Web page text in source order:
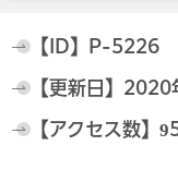
【ID】 P-5226
【更新日】 2020
【アクセス数】